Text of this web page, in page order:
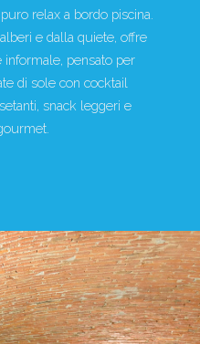
relax a bordo piscina.
e dalla quiete, offre
informale, pensato per
di sole con cocktail
snack leggeri e